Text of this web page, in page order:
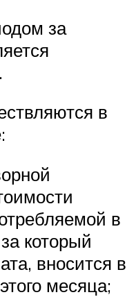
за
в
в
который
вносится в
месяца;